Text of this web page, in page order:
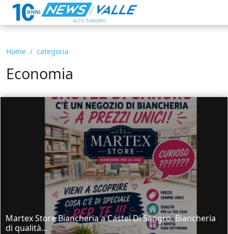
Home categoria
Economia
Martex Store Biancheria a Castel Di Sangro. Biancheria
di qualità...